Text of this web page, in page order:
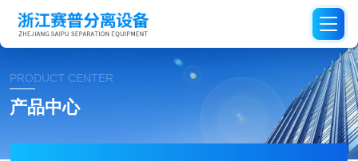
PRODUCT CENTER
产品中心